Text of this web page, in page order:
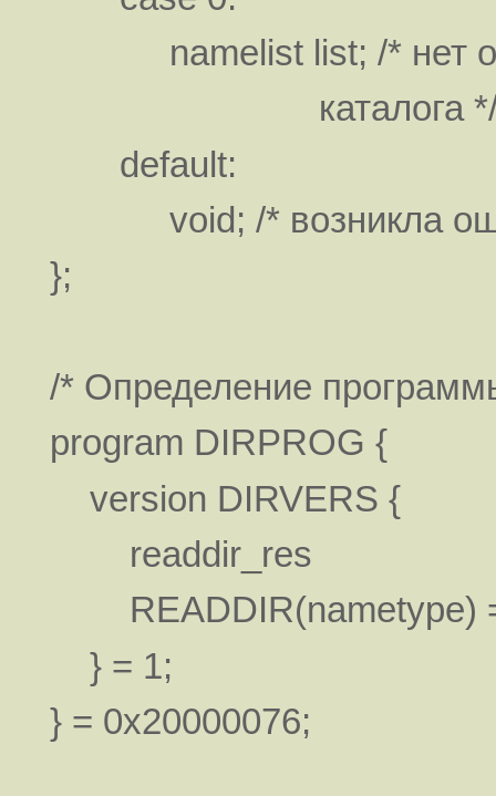
namelist list; /* нет
каталога
default:
void; /* возникла
};
/* Определение
program DIRPROG {
version DIRVERS {
readdir_res
READDIR(nametype)
} = 1;
} = 0x20000076;